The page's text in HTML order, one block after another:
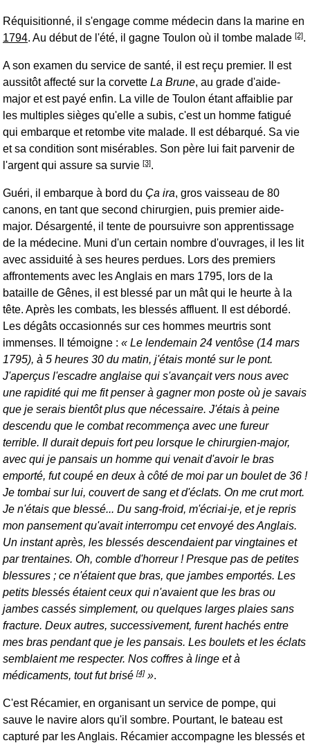
Réquisitionné, il s'engage comme médecin dans la marine en
1794. Au début de l'été, il gagne Toulon où il tombe malade [2].
A son examen du service de santé, il est reçu premier. Il est
aussitôt affecté sur la corvette La Brune, au grade d'aide-
major et est payé enfin. La ville de Toulon étant affaiblie par
les multiples sièges qu'elle a subis, c'est un homme fatigué
qui embarque et retombe vite malade. Il est débarqué. Sa vie
et sa condition sont misérables. Son père lui fait parvenir de
l'argent qui assure sa survie [3].
Guéri, il embarque à bord du Ça ira, gros vaisseau de 80
canons, en tant que second chirurgien, puis premier aide-
major. Désargenté, il tente de poursuivre son apprentissage
de la médecine. Muni d'un certain nombre d'ouvrages, il les lit
avec assiduité à ses heures perdues. Lors des premiers
affrontements avec les Anglais en mars 1795, lors de la
bataille de Gênes, il est blessé par un mât qui le heurte à la
tête. Après les combats, les blessés affluent. Il est débordé.
Les dégâts occasionnés sur ces hommes meurtris sont
immenses. Il témoigne :
Le lendemain 24 ventôse (14 mars
1795), à 5 heures 30 du matin, j'étais monté sur le pont.
J'aperçus l'escadre anglaise qui s'avançait vers nous avec
une rapidité qui me fit penser à gagner mon poste où je savais
que je serais bientôt plus que nécessaire. J'étais à peine
descendu que le combat recommença avec une fureur
terrible. Il durait depuis fort peu lorsque le chirurgien-major,
avec qui je pansais un homme qui venait d'avoir le bras
emporté, fut coupé en deux à côté de moi par un boulet de 36 !
Je tombai sur lui, couvert de sang et d'éclats. On me crut mort.
Je n'étais que blessé... Du sang-froid, m'écriai-je, et je repris
mon pansement qu'avait interrompu cet envoyé des Anglais.
Un instant après, les blessés descendaient par vingtaines et
par trentaines. Oh, comble d'horreur ! Presque pas de petites
blessures ; ce n'étaient que bras, que jambes emportés. Les
petits blessés étaient ceux qui n'avaient que les bras ou
jambes cassés simplement, ou quelques larges plaies sans
fracture. Deux autres, successivement, furent hachés entre
mes bras pendant que je les pansais. Les boulets et les éclats
semblaient me respecter. Nos coffres à linge et à
médicaments, tout fut brisé [4] .
C'est Récamier, en organisant un service de pompe, qui
sauve le navire alors qu'il sombre. Pourtant, le bateau est
capturé par les Anglais. Récamier accompagne les blessés et